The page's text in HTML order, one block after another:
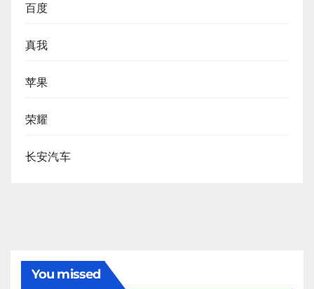
百度
真我
苹果
荣耀
长安汽车
You missed